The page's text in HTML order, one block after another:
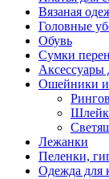
Вязаная
Головные
Обувь
Сумки
Аксессуары
Ошейники и
Лежанки
Пеленки,
Одежда для